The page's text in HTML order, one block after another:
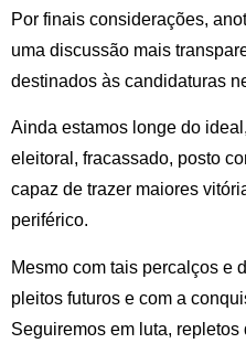
Por finais considerações,
uma discussão mais
destinados às candidaturas
Ainda estamos longe do
eleitoral, fracassado, posto
capaz de trazer maiores
periférico.
Mesmo com tais percalços e
pleitos futuros e com a
Seguiremos em luta, repletos